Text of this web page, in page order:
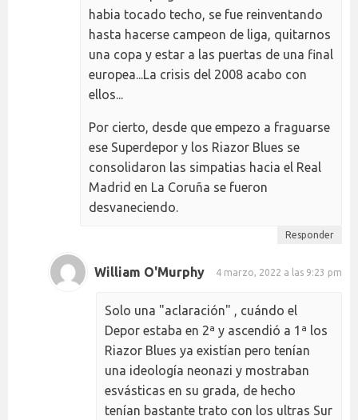
habia tocado techo, se fue reinventando
hasta hacerse campeon de liga, quitarnos
una copa y estar a las puertas de una final
europea...La crisis del 2008 acabo con
ellos...
Por cierto, desde que empezo a fraguarse
ese Superdepor y los Riazor Blues se
consolidaron las simpatias hacia el Real
Madrid en La Coruña se fueron
desvaneciendo.
Responder
William O'Murphy 4 marzo, 2022 a las 9:23 pm
Solo una "aclaración" , cuándo el
Depor estaba en 2ª y ascendió a 1ª los
Riazor Blues ya existían pero tenían
una ideología neonazi y mostraban
esvásticas en su grada, de hecho
tenían bastante trato con los ultras Sur